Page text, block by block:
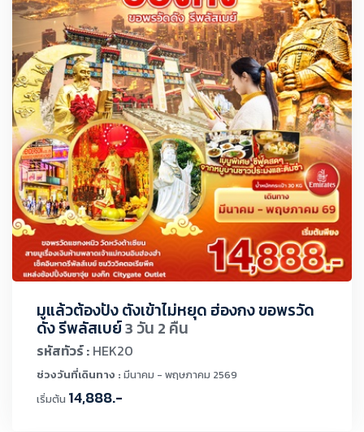
มูแล้วต้องปัง ตังเข้าไม่หยุด ฮ่องกง ขอพรวัด
ดัง รีพลัสเบย์3 วัน 2 คืน
รหัสทัวร์ : HEK20
ช่วงวันที่เดินทาง : มีนาคม - พฤษภาคม 2569
เริ่มต้น 14,888.-